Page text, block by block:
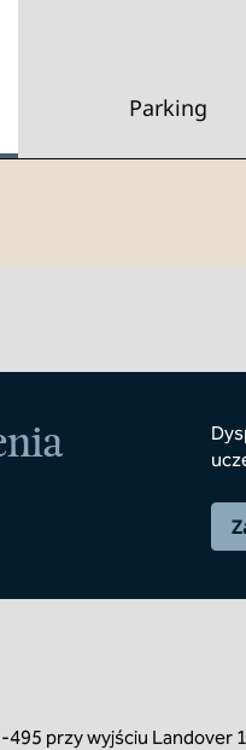
Parking
495 przy wyjściu Landover